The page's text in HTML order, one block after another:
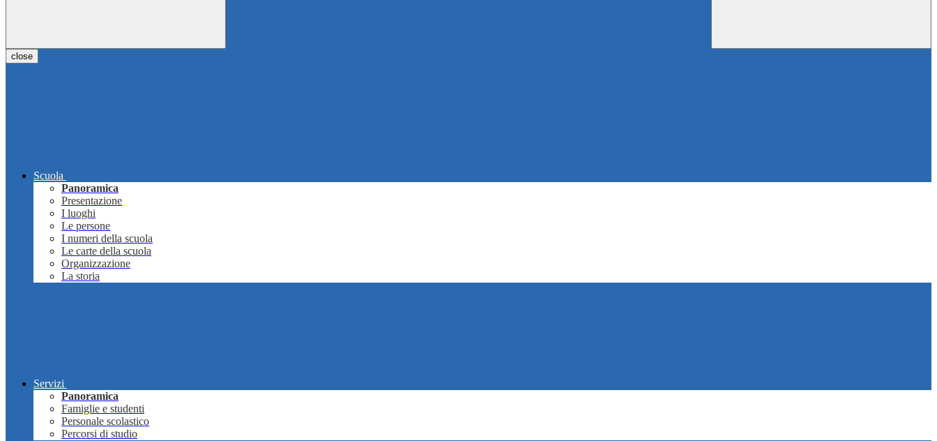
close
Scuola
Panoramica
Presentazione
I luoghi
Le persone
I numeri della scuola
Le carte della scuola
Organizzazione
La storia
Servizi
Panoramica
Famiglie e studenti
Personale scolastico
Percorsi di studio